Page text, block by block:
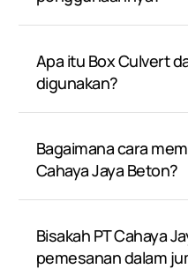
Apa itu Box Culvert
digunakan?
Bagaimana cara
Cahaya Jaya Beton?
Bisakah PT Cahaya
pemesanan dalam